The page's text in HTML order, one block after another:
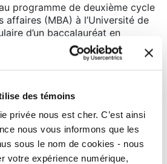
des témoins
privée nous est cher. C’est ainsi
nous vous informons que les
sous le nom de cookies - nous
votre expérience numérique,
programme de deuxième cycle
affaires (MBA) à l’Université de
d’un baccalauréat en
2018), d’un baccalauréat
affaires (ESG-UQAM, 2021), ainsi
décerné par l’Institut de
(IPF).
relations durables fondées sur la
une compréhension profonde